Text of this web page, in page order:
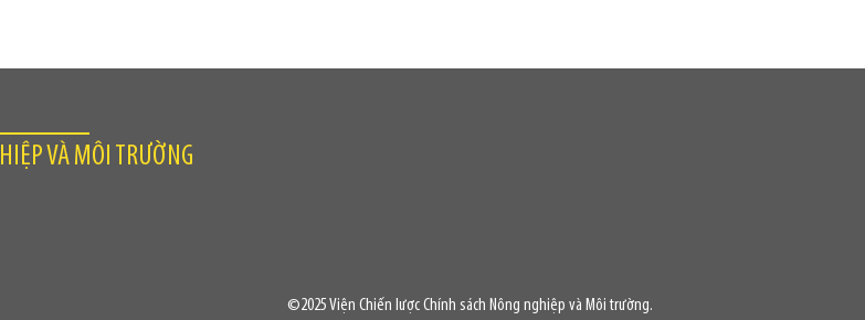
VÀ MÔI TRƯỜNG
©2025 Viện Chiến lược Chính sách Nông nghiệp và Môi trường.